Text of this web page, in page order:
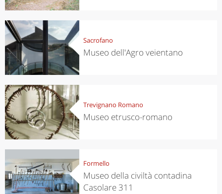
Sacrofano
Museo dell'Agro veientano
Trevignano Romano
Museo etrusco-romano
Formello
Museo della civiltà contadina
Casolare 311